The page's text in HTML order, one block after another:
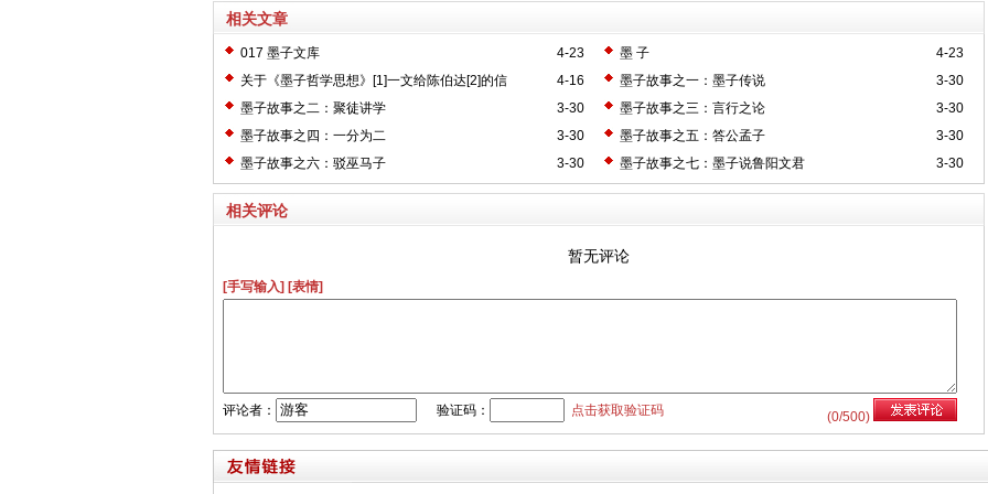
相关文章
4-23
017 墨子文库 4-23
墨 子
4-16
关于《墨子哲学思想》[1]一文给陈伯达[2]的信 3-30
墨子故事之一：墨子传说
3-30
墨子故事之二：聚徒讲学 3-30
墨子故事之三：言行之论
3-30
墨子故事之四：一分为二 3-30
墨子故事之五：答公孟子
3-30
墨子故事之六：驳巫马子 3-30
墨子故事之七：墨子说鲁阳文君
相关评论
暂无评论
[手写输入] [表情]
(0/500)
评论者： 验证码： 点击获取验证码